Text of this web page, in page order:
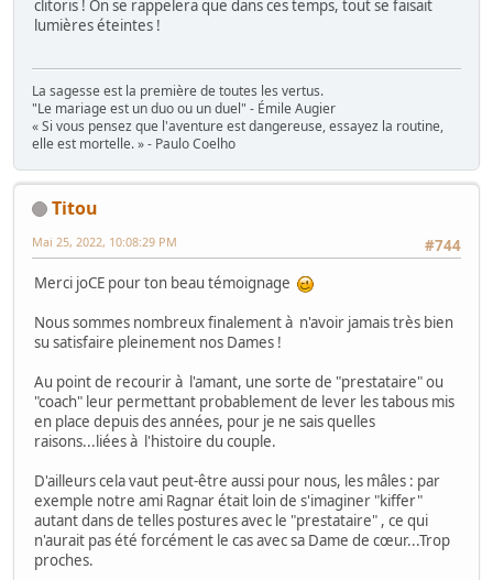
clitoris ! On se rappelera que dans ces temps, tout se faisait
lumières éteintes !
La sagesse est la première de toutes les vertus.
"Le mariage est un duo ou un duel" - Émile Augier
« Si vous pensez que l'aventure est dangereuse, essayez la routine,
elle est mortelle. » - Paulo Coelho
Titou
#744
Mai 25, 2022, 10:08:29 PM
Merci joCE pour ton beau témoignage
Nous sommes nombreux finalement à n'avoir jamais très bien
su satisfaire pleinement nos Dames !
Au point de recourir à l'amant, une sorte de "prestataire" ou
"coach" leur permettant probablement de lever les tabous mis
en place depuis des années, pour je ne sais quelles
raisons...liées à l'histoire du couple.
D'ailleurs cela vaut peut-être aussi pour nous, les mâles : par
exemple notre ami Ragnar était loin de s'imaginer "kiffer"
autant dans de telles postures avec le "prestataire" , ce qui
n'aurait pas été forcément le cas avec sa Dame de cœur...Trop
proches.